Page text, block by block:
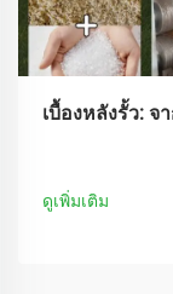
เบื้องหลังรั้ว: จ
ดูเพิ่มเติม